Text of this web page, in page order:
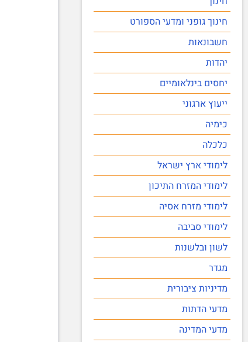
חינוך גופני ומדעי הספורט
חשבונאות
יהדות
יחסים בינלאומיים
ייעוץ ארגוני
כימיה
כלכלה
לימודי ארץ ישראל
לימודי המזרח התיכון
לימודי מזרח אסיה
לימודי סביבה
לשון ובלשנות
מגדר
מדיניות ציבורית
מדעי הדתות
מדעי המדינה